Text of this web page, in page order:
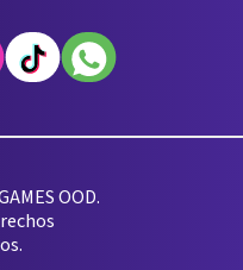
OOD.